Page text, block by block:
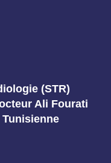
(STR)
Ali Fourati